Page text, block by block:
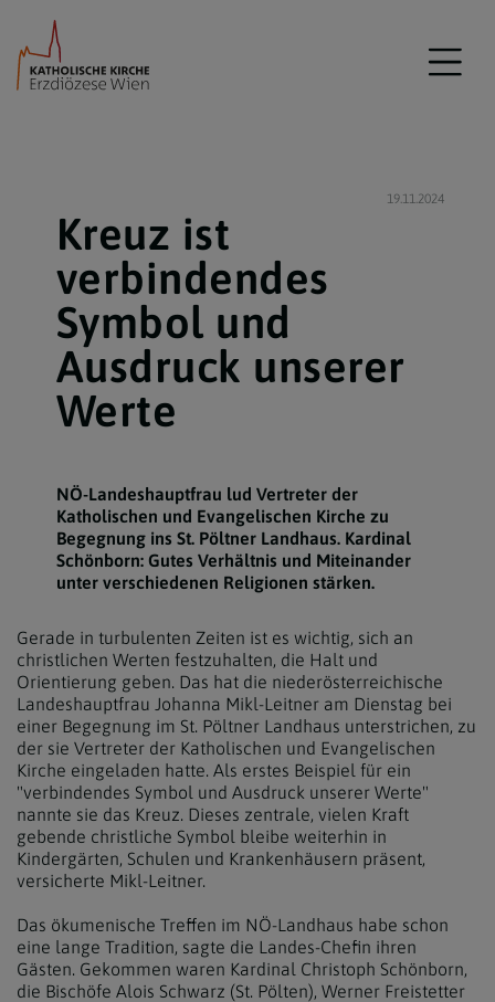
19.11.2024
Kreuz ist
verbindendes
Symbol und
Ausdruck unserer
Werte
NÖ-Landeshauptfrau lud Vertreter der
Katholischen und Evangelischen Kirche zu
Begegnung ins St. Pöltner Landhaus. Kardinal
Schönborn: Gutes Verhältnis und Miteinander
unter verschiedenen Religionen stärken.
Gerade in turbulenten Zeiten ist es wichtig, sich an
christlichen Werten festzuhalten, die Halt und
Orientierung geben. Das hat die niederösterreichische
Landeshauptfrau Johanna Mikl-Leitner am Dienstag bei
einer Begegnung im St. Pöltner Landhaus unterstrichen, zu
der sie Vertreter der Katholischen und Evangelischen
Kirche eingeladen hatte. Als erstes Beispiel für ein
"verbindendes Symbol und Ausdruck unserer Werte"
nannte sie das Kreuz. Dieses zentrale, vielen Kraft
gebende christliche Symbol bleibe weiterhin in
Kindergärten, Schulen und Krankenhäusern präsent,
versicherte Mikl-Leitner.
Das ökumenische Treffen im NÖ-Landhaus habe schon
eine lange Tradition, sagte die Landes-Chefin ihren
Gästen. Gekommen waren Kardinal Christoph Schönborn,
die Bischöfe Alois Schwarz (St. Pölten), Werner Freistetter